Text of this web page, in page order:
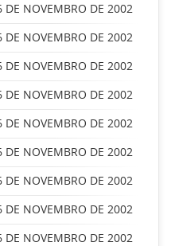
DE NOVEMBRO DE 2002
DE NOVEMBRO DE 2002
DE NOVEMBRO DE 2002
DE NOVEMBRO DE 2002
DE NOVEMBRO DE 2002
DE NOVEMBRO DE 2002
DE NOVEMBRO DE 2002
DE NOVEMBRO DE 2002
DE NOVEMBRO DE 2002